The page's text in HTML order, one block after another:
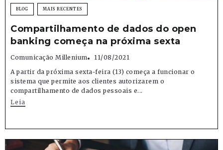
BLOG MAIS RECENTES
Compartilhamento de dados do open
banking começa na próxima sexta
Comunicação Millenium
11/08/2021
A partir da próxima sexta-feira (13) começa a funcionar o
sistema que permite aos clientes autorizarem o
compartilhamento de dados pessoais e...
Leia